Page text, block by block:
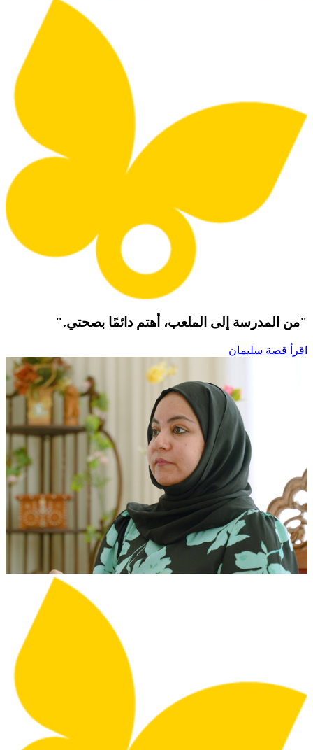
"من المدرسة إلى الملعب، أهتم دائمًا بصحتي."
اقرأ قصة سليمان